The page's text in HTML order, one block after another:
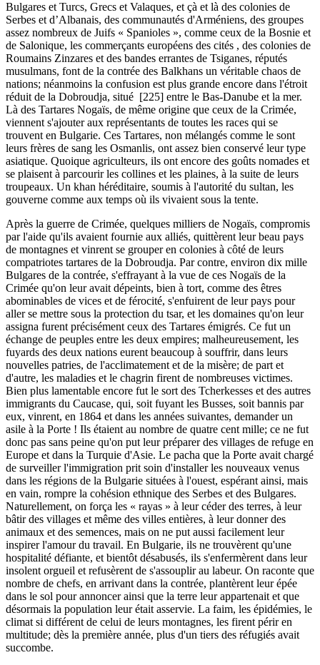
Bulgares et Turcs, Grecs et Valaques, et çà et là des colonies de
Serbes et d’Albanais, des communautés d'Arméniens, des groupes
assez nombreux de Juifs « Spanioles », comme ceux de la Bosnie et
de Salonique, les commerçants européens des cités , des colonies de
Roumains Zinzares et des bandes errantes de Tsiganes, réputés
musulmans, font de la contrée des Balkhans un véritable chaos de
nations; néanmoins la confusion est plus grande encore dans l'étroit
réduit de la Dobroudja, situé [225] entre le Bas-Danube et la mer.
Là des Tartares Nogaïs, de même origine que ceux de la Crimée,
viennent s'ajouter aux représentants de toutes les races qui se
trouvent en Bulgarie. Ces Tartares, non mélangés comme le sont
leurs frères de sang les Osmanlis, ont assez bien conservé leur type
asiatique. Quoique agriculteurs, ils ont encore des goûts nomades et
se plaisent à parcourir les collines et les plaines, à la suite de leurs
troupeaux. Un khan héréditaire, soumis à l'autorité du sultan, les
gouverne comme aux temps où ils vivaient sous la tente.
Après la guerre de Crimée, quelques milliers de Nogaïs, compromis
par l'aide qu'ils avaient fournie aux alliés, quittèrent leur beau pays
de montagnes et vinrent se grouper en colonies à côté de leurs
compatriotes tartares de la Dobroudja. Par contre, environ dix mille
Bulgares de la contrée, s'effrayant à la vue de ces Nogaïs de la
Crimée qu'on leur avait dépeints, bien à tort, comme des êtres
abominables de vices et de férocité, s'enfuirent de leur pays pour
aller se mettre sous la protection du tsar, et les domaines qu'on leur
assigna furent précisément ceux des Tartares émigrés. Ce fut un
échange de peuples entre les deux empires; malheureusement, les
fuyards des deux nations eurent beaucoup à souffrir, dans leurs
nouvelles patries, de l'acclimatement et de la misère; de part et
d'autre, les maladies et le chagrin firent de nombreuses victimes.
Bien plus lamentable encore fut le sort des Tcherkesses et des autres
immigrants du Caucase, qui, soit fuyant les Busses, soit bannis par
eux, vinrent, en 1864 et dans les années suivantes, demander un
asile à la Porte ! Ils étaient au nombre de quatre cent mille; ce ne fut
donc pas sans peine qu'on put leur préparer des villages de refuge en
Europe et dans la Turquie d'Asie. Le pacha que la Porte avait chargé
de surveiller l'immigration prit soin d'installer les nouveaux venus
dans les régions de la Bulgarie situées à l'ouest, espérant ainsi, mais
en vain, rompre la cohésion ethnique des Serbes et des Bulgares.
Naturellement, on força les « rayas » à leur céder des terres, à leur
bâtir des villages et même des villes entières, à leur donner des
animaux et des semences, mais on ne put aussi facilement leur
inspirer l'amour du travail. En Bulgarie, ils ne trouvèrent qu'une
hospitalité défiante, et bientôt désabusés, ils s'enfermèrent dans leur
insolent orgueil et refusèrent de s'assouplir au labeur. On raconte que
nombre de chefs, en arrivant dans la contrée, plantèrent leur épée
dans le sol pour annoncer ainsi que la terre leur appartenait et que
désormais la population leur était asservie. La faim, les épidémies, le
climat si différent de celui de leurs montagnes, les firent périr en
multitude; dès la première année, plus d'un tiers des réfugiés avait
succombe.